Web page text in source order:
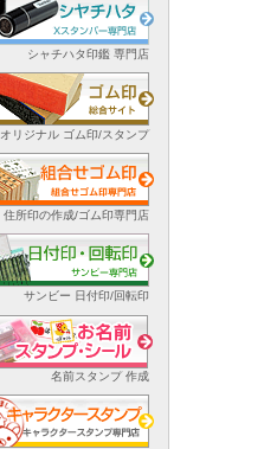
シャチハタ印鑑 専門店
オリジナル ゴム印/スタンプ
住所印の作成/ゴム印専門店
サンビー 日付印/回転印
名前スタンプ 作成